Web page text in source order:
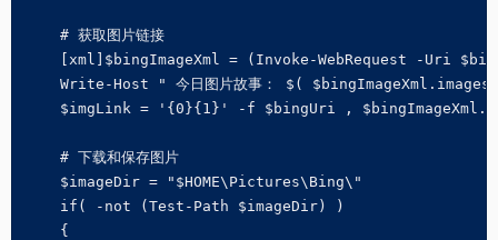
    # 获取图片链接
[xml]$bingImageXml = (Invoke-WebRequest -Uri
Write-Host " 今日图片故事： $(
$imgLink = '{0}{1}' -f $bingUri ,
    # 下载和保存图片
    $imageDir = "$HOME\Pictures\Bing\"
    if( -not (Test-Path $imageDir) )
    {